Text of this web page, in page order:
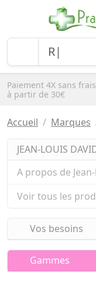
Paiement 4X sans frais
à partir de 30€
Accueil Marques
JEAN-LOUIS
A propos de
Voir tous les
Vos besoins
Gammes